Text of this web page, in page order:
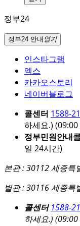
정부24
정부24 안내 열기
인스타그램
엑스
카카오스토리
네이버블로그
콜센터 1588-
하세요.) (09:00
정부민원안내
일 24시간)
본관 : 30112 세종특
별관 : 30116 세종특
콜센터 1588-
하세요.) (09:00